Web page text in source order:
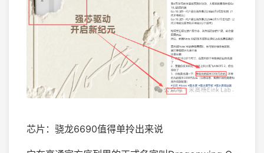
芯片：骁龙6690值得单拎出来说